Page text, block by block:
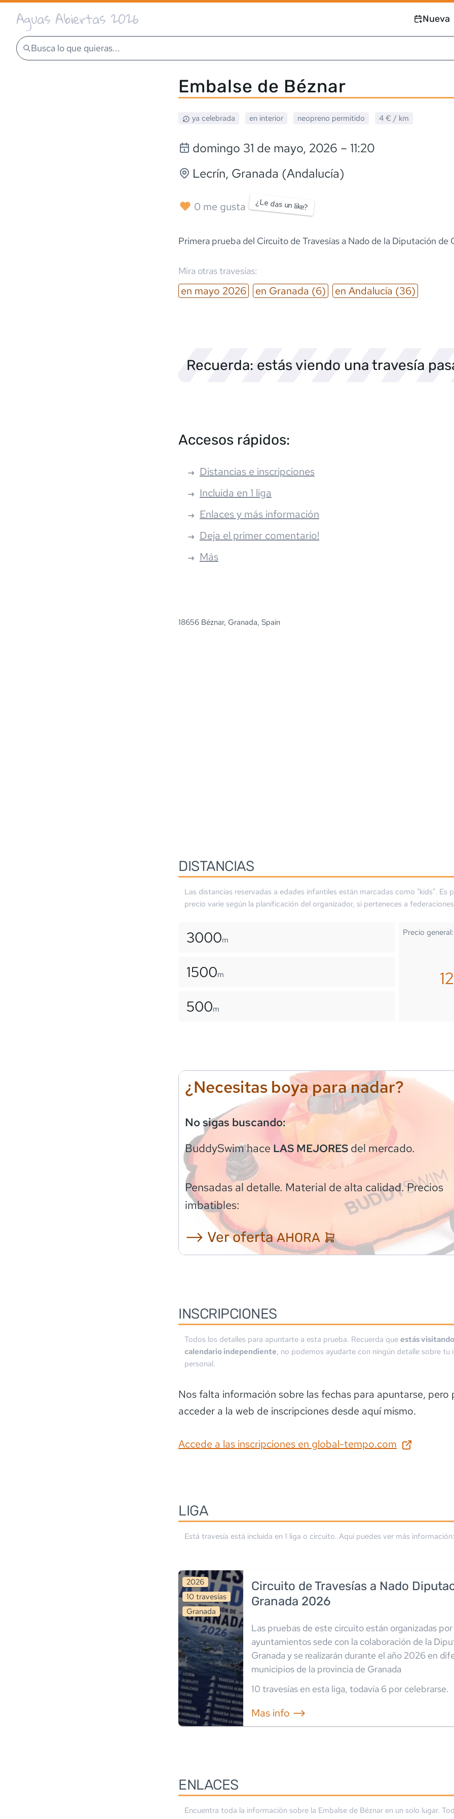
Aguas Abiertas 2026 Nueva
Busca lo que quieras...
Embalse de Béznar
ya celebrada en interior neopreno permitido 4 € / km
domingo 31 de mayo, 2026 – 11:20
Lecrín, Granada (Andalucía)
0 me gusta ¿Le das un like?
Primera prueba del Circuito de Travesías a Nado de la Diputación de
Mira otras travesías:
en mayo 2026 en Granada (6) en Andalucía (36)
Recuerda: estás viendo una travesía
Accesos rápidos:
Distancias e inscripciones
Incluida en 1 liga
Enlaces y más información
Deja el primer comentario!
Más
18656 Béznar, Granada, Spain
DISTANCIAS
Las distancias reservadas a edades infantiles están marcadas como "kids". Es
precio varíe según la planificación del organizador, si perteneces a
3000m
1500m
500m
Precio general:
¿Necesitas boya para nadar?
No sigas buscando:
BuddySwimhaceLAS MEJORESdel mercado.
Pensadas al detalle. Material de alta calidad. Precios
imbatibles:
⟶ Ver ofertaAHORA
INSCRIPCIONES
Todos los detalles para apuntarte a esta prueba. Recuerda que estás
calendario independiente, no podemos ayudarte con ningún detalle sobre tu
personal.
Nos falta información sobre las fechas para apuntarse, pero
acceder a la web de inscripciones desde aquí mismo.
Accede a las inscripciones en global-tempo.com
LIGA
Está travesía está incluida en 1 liga o circuito. Aquí puedes ver más información:
2026
10 travesías
Granada
Circuito de Travesías a Nado
Granada 2026
Las pruebas de este circuito están organizadas
ayuntamientos sede con la colaboración de la
Granada y se realizarán durante el año 2026 en
municipios de la provincia de Granada
10 travesías en esta liga, todavía 6 por celebrarse.
Mas info ⟶
ENLACES
Encuentra toda la información sobre la Embalse de Béznar en un solo lugar.